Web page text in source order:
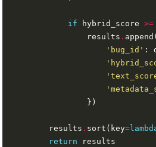
if hybrid_score >=
                results
.
'bug_id' :
        results
. sort(key=
return